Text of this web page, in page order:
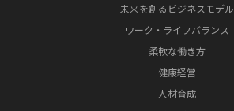
未来を創るビジネスモデル
ワーク・ライフバランス
柔軟な働き方
健康経営
人材育成